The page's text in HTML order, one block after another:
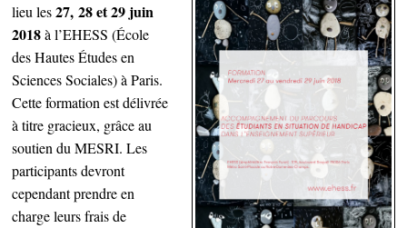
lieu les27, 28 et 29 juin
2018à l’EHESS (École
des Hautes Études en
Sciences Sociales) à Paris.
Cette formation est délivrée
à titre gracieux, grâce au
soutien du MESRI. Les
participants devront
cependant prendre en
charge leurs frais de